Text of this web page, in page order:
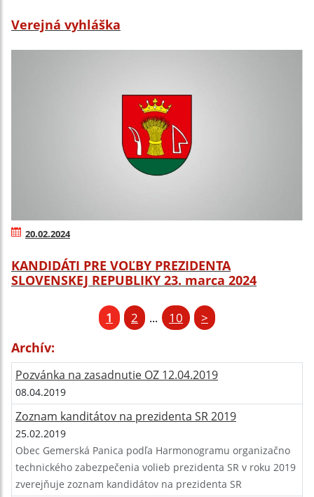
Verejná vyhláška
20.02.2024
KANDIDÁTI PRE VOĽBY PREZIDENTA
SLOVENSKEJ REPUBLIKY 23. marca 2024
1 2 ... 10 >
Archív:
Pozvánka na zasadnutie OZ 12.04.2019
08.04.2019
Zoznam kanditátov na prezidenta SR 2019
25.02.2019
Obec Gemerská Panica podľa Harmonogramu organizačno
technického zabezpečenia volieb prezidenta SR v roku 2019
zverejňuje zoznam kandidátov na prezidenta SR